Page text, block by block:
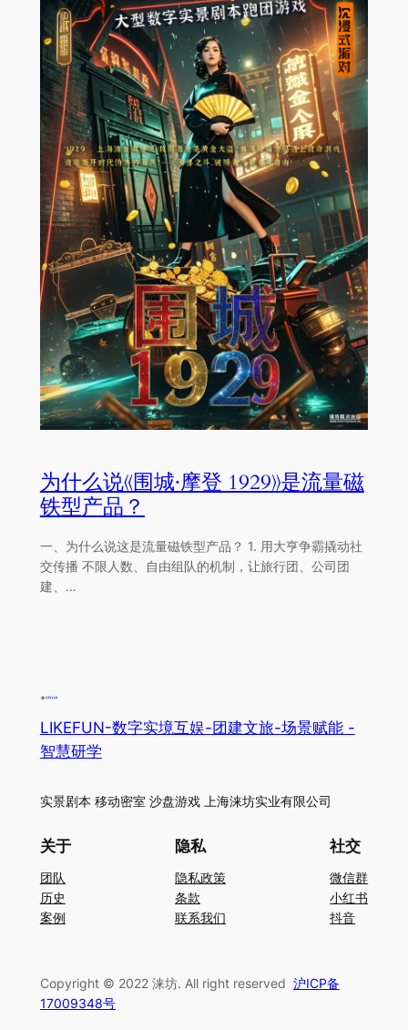
为什么说《围城·摩登 1929》是流量磁
铁型产品？
⼀、为什么说这是流量磁铁型产品？ 1. ⽤⼤亨争霸撬动社
交传播 不限⼈数、⾃由组队的机制，让旅⾏团、公司团
建、…
LIKEFUN-数字实境互娱-团建文旅-场景赋能 -
智慧研学
实景剧本 移动密室 沙盘游戏 上海涞坊实业有限公司
关于
团队
历史
案例
隐私
隐私政策
条款
联系我们
社交
微信群
小红书
抖音
Copyright © 2022 涞坊. All right reserved 沪ICP备
17009348号